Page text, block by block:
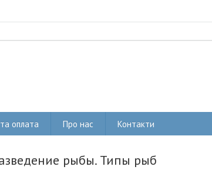
оплата Про нас Контакти
рыбы. Типы рыб